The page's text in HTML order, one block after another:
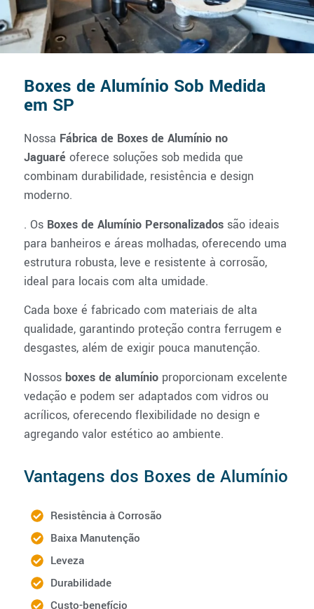
Boxes de Alumínio Sob Medida
em SP
Nossa Fábrica de Boxes de Alumínio no
Jaguaré oferece soluções sob medida que
combinam durabilidade, resistência e design
moderno.
. Os Boxes de Alumínio Personalizados são ideais
para banheiros e áreas molhadas, oferecendo uma
estrutura robusta, leve e resistente à corrosão,
ideal para locais com alta umidade.
Cada boxe é fabricado com materiais de alta
qualidade, garantindo proteção contra ferrugem e
desgastes, além de exigir pouca manutenção.
Nossos boxes de alumínio proporcionam excelente
vedação e podem ser adaptados com vidros ou
acrílicos, oferecendo flexibilidade no design e
agregando valor estético ao ambiente.
Vantagens dos Boxes de Alumínio
Resistência à Corrosão
Baixa Manutenção
Leveza
Durabilidade
Custo-benefício